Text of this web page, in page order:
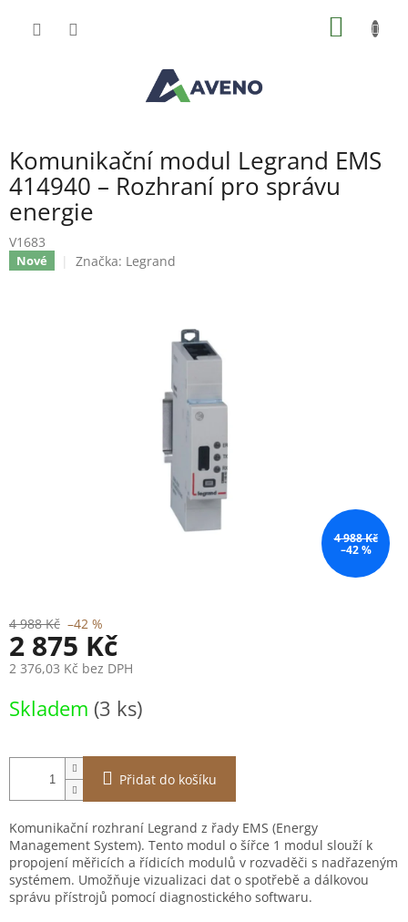
Komunikační modul Legrand EMS
414940 – Rozhraní pro správu
energie
V1683
Nové Značka: Legrand
4 988 Kč
–42 %
4 988 Kč –42 %
2 875 Kč
2 376,03 Kč bez DPH
cena:
Skladem (3 ks)
Přidat do košíku
Komunikační rozhraní Legrand z řady EMS (Energy
Management System). Tento modul o šířce 1 modul slouží k
propojení měřicích a řídicích modulů v rozvaděči s nadřazeným
systémem. Umožňuje vizualizaci dat o spotřebě a dálkovou
správu přístrojů pomocí diagnostického softwaru.